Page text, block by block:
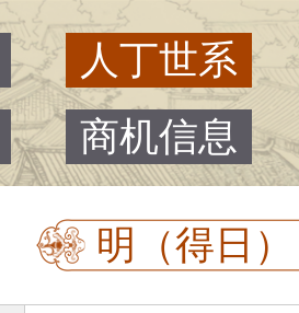
人丁世系
商机信息
明（得日